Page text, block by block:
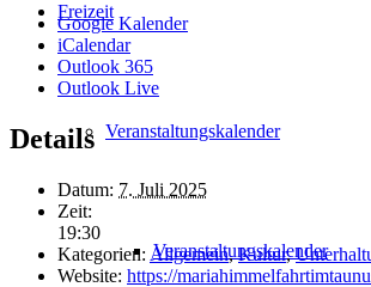
Freizeit
Veranstaltungskalender
Veranstaltungskalender
Google Kalender
iCalendar
Outlook 365
Outlook Live
Details
Datum: 7. Juli 2025
Zeit:
19:30
Kategorien: Allgemein,Kultur,
Website: https://